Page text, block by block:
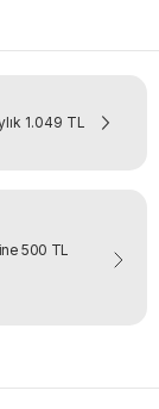
1.049 TL
500 TL